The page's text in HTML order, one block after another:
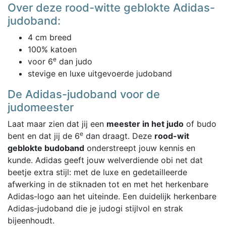
Over deze rood-witte geblokte Adidas-
judoband:
4 cm breed
100% katoen
voor 6e dan judo
stevige en luxe uitgevoerde judoband
De Adidas-judoband voor de
judomeester
Laat maar zien dat jij een meester in het judo of budo
bent en dat jij de 6e dan draagt. Deze rood-wit
geblokte budoband onderstreept jouw kennis en
kunde. Adidas geeft jouw welverdiende obi net dat
beetje extra stijl: met de luxe en gedetailleerde
afwerking in de stiknaden tot en met het herkenbare
Adidas-logo aan het uiteinde. Een duidelijk herkenbare
Adidas-judoband die je judogi stijlvol en strak
bijeenhoudt.